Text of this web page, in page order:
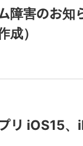
障害のお
成）
リ iOS15